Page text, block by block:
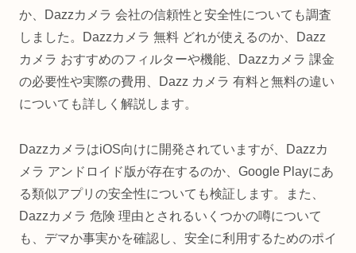
か、Dazzカメラ 会社の信頼性と安全性についても調査
しました。Dazzカメラ 無料 どれが使えるのか、Dazz
カメラ おすすめのフィルターや機能、Dazzカメラ 課金
の必要性や実際の費用、Dazz カメラ 有料と無料の違い
についても詳しく解説します。
DazzカメラはiOS向けに開発されていますが、Dazzカ
メラ アンドロイド版が存在するのか、Google Playにあ
る類似アプリの安全性についても検証します。また、
Dazzカメラ 危険 理由とされるいくつかの噂について
も、デマか事実かを確認し、安全に利用するためのポイ